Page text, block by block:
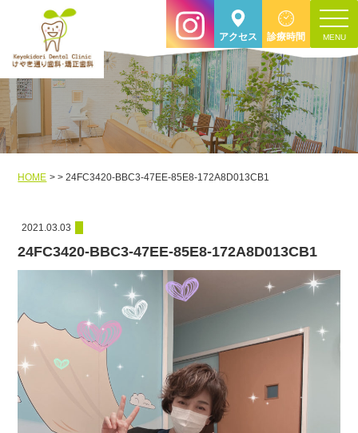
アクセス 診療時間
toggle
HOME 24FC3420-BBC3-47EE-85E8-172A8D013CB1
2021.03.03
24FC3420-BBC3-47EE-85E8-172A8D013CB1